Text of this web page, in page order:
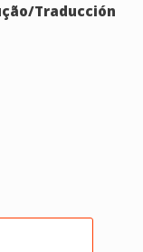
Traducción